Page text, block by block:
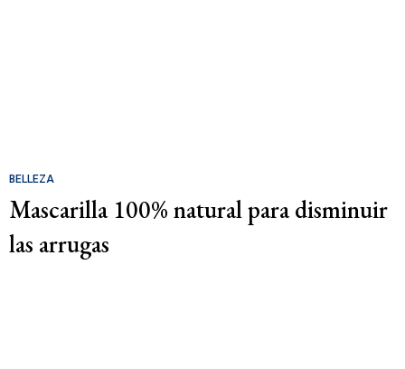
BELLEZA
Mascarilla 100% natural para disminuir
las arrugas